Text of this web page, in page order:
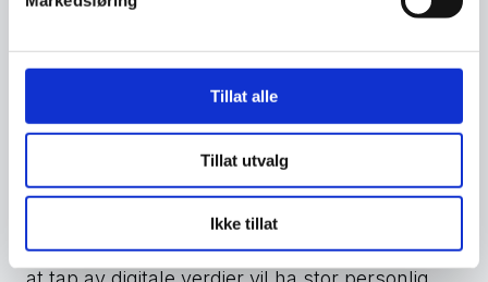
Tillat alle
Tillat utvalg
Ikke tillat
Andelen som anser digitale verdier like
verdifulle som fysiske, øker også med alderen.
Kvinner over 55 år har den høyeste andelen,
med 79 %. Den samme tendensen ser vi når vi
spør om hvilken betydning tap av digitale
verdier har. 80 % av kvinner over 55 år mener